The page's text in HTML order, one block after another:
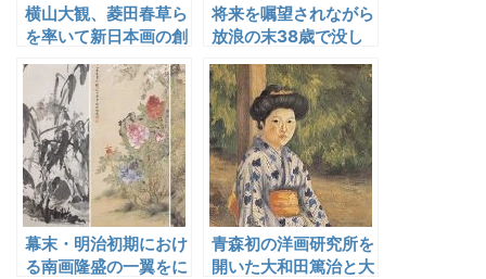
横山大観、菱田春草ら
を率いて新日本画の創
造運動を推進した岡倉
天心
将来を嘱望されながら
放浪の末38歳で没し
た西郷孤月
幕末・明治初期におけ
る南画隆盛の一翼をに
青森初の洋画研究所を
開いた大和田篤治と大